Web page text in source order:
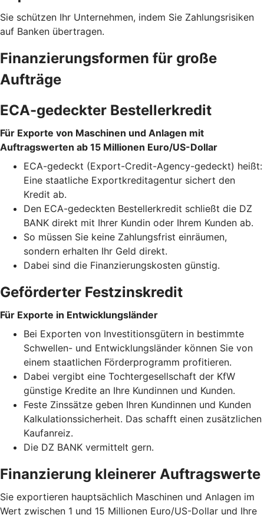
Sie schützen Ihr Unternehmen, indem Sie Zahlungsrisiken
auf Banken übertragen.
Finanzierungsformen für große
Aufträge
ECA-gedeckter Bestellerkredit
Für Exporte von Maschinen und Anlagen mit
Auftragswerten ab 15 Millionen Euro/US-Dollar
ECA-gedeckt (Export-Credit-Agency-gedeckt) heißt:
Eine staatliche Exportkreditagentur sichert den
Kredit ab.
Den ECA-gedeckten Bestellerkredit schließt die DZ
BANK direkt mit Ihrer Kundin oder Ihrem Kunden ab.
So müssen Sie keine Zahlungsfrist einräumen,
sondern erhalten Ihr Geld direkt.
Dabei sind die Finanzierungskosten günstig.
Geförderter Festzinskredit
Für Exporte in Entwicklungsländer
Bei Exporten von Investitionsgütern in bestimmte
Schwellen- und Entwicklungsländer können Sie von
einem staatlichen Förderprogramm profitieren.
Dabei vergibt eine Tochtergesellschaft der KfW
günstige Kredite an Ihre Kundinnen und Kunden.
Feste Zinssätze geben Ihren Kundinnen und Kunden
Kalkulationssicherheit. Das schafft einen zusätzlichen
Kaufanreiz.
Die DZ BANK vermittelt gern.
Finanzierung kleinerer Auftragswerte
Sie exportieren hauptsächlich Maschinen und Anlagen im
Wert zwischen 1 und 15 Millionen Euro/US-Dollar und Ihre